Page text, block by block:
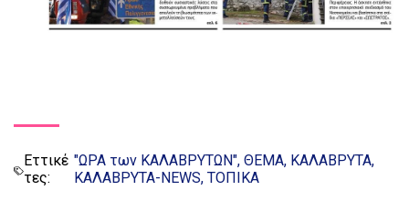
Εττικέ
τες:
"ΩΡΑ των ΚΑΛΑΒΡΥΤΩΝ" ΘΕΜΑ ΚΑΛΑΒΡΥΤΑ
ΚΑΛΑΒΡΥΤΑ-NEWS ΤΟΠΙΚΑ